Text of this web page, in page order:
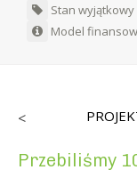
Stan wyjątkowy
Model
<
Przebiliśmy